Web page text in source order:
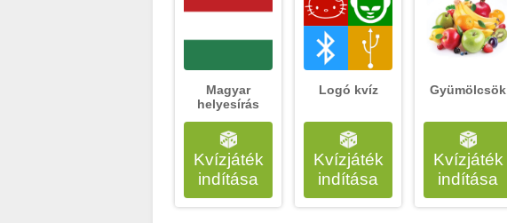
Magyar
helyesírás
Kvízjáték
indítása
Logó kvíz
Kvízjáték
indítása
Gyümölcsök
Kvízjáték
indítása